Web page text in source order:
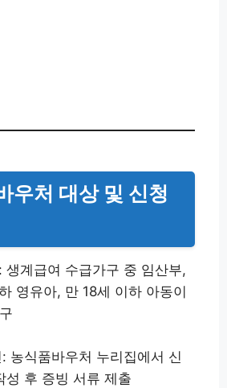
우처 대상 및 신청
생계급여 수급가구 중 임산부,
영유아, 만 18세 이하 아동이
농식품바우처 누리집에서 신
성 후 증빙 서류 제출